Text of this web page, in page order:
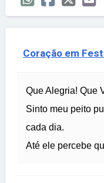
Coração em
Que Alegria! Que
Sinto meu peito
cada dia.
Até ele percebe